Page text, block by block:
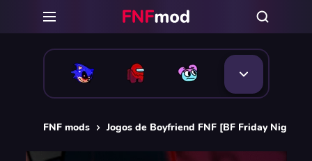
FNF mods Jogos de Boyfriend FNF [BF Friday Night